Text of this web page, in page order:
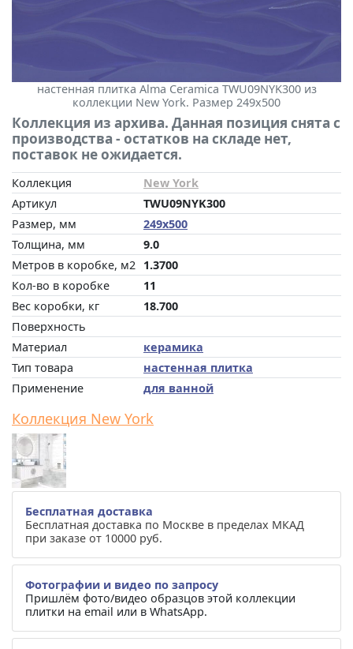
настенная плитка Alma Ceramica TWU09NYK300 из
коллекции New York. Размер 249x500
Коллекция из архива. Данная позиция снята с
производства - остатков на складе нет,
поставок не ожидается.
Коллекция
New York
Артикул
TWU09NYK300
Размер, мм
249x500
Толщина, мм
9.0
Метров в коробке, м2
1.3700
Кол-во в коробке
11
Вес коробки, кг
18.700
Поверхность
Материал
керамика
Тип товара
настенная плитка
Применение
для ванной
Коллекция New York
Бесплатная доставка
Бесплатная доставка по Москве в пределах МКАД
при заказе от 10000 руб.
Фотографии и видео по запросу
Пришлём фото/видео образцов этой коллекции
плитки на email или в WhatsApp.